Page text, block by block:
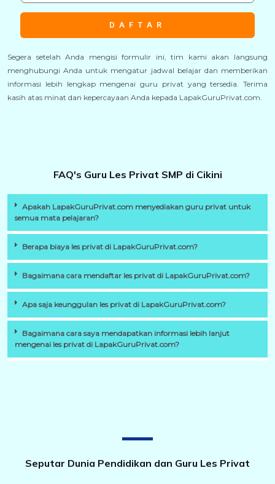
DAFTAR
Segera setelah Anda mengisi formulir ini, tim kami akan langsung
menghubungi Anda untuk mengatur jadwal belajar dan memberikan
informasi lebih lengkap mengenai guru privat yang tersedia. Terima
kasih atas minat dan kepercayaan Anda kepada LapakGuruPrivat.com.
FAQ's Guru Les Privat SMP di Cikini
Apakah LapakGuruPrivat.com menyediakan guru privat untuk
semua mata pelajaran?
Berapa biaya les privat di LapakGuruPrivat.com?
Bagaimana cara mendaftar les privat di LapakGuruPrivat.com?
Apa saja keunggulan les privat di LapakGuruPrivat.com?
Bagaimana cara saya mendapatkan informasi lebih lanjut
mengenai les privat di LapakGuruPrivat.com?
Seputar Dunia Pendidikan dan Guru Les Privat